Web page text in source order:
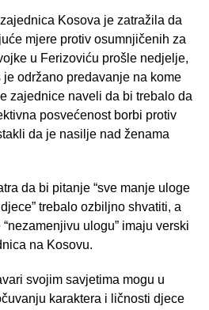
Kosova je zatražila da
mjere protiv osumnjičenih za
u Ferizoviću prošle nedjelje,
održano predavanje na kome
zajednice naveli da bi trebalo da
posvećenost borbi protiv
da je nasilje nad ženama
da bi pitanje “sve manje uloge
trebalo ozbiljno shvatiti, a
ulogu” imaju verski
na Kosovu.
svojim savjetima mogu u
karaktera i ličnosti djece